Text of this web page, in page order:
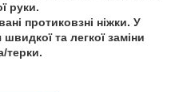
руки.
протиковзні ніжки. У
та легкої заміни
терки.